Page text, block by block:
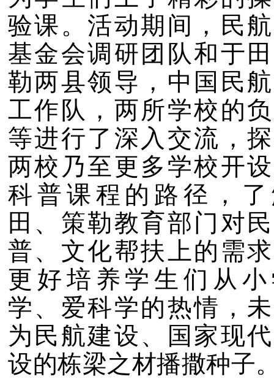
验课。活动期间，民
基金会调研团队和于
勒两县领导，中国民
工作队，两所学校的
等进行了深入交流，
两校乃至更多学校开
科普课程的路径，
田、策勒教育部门对
普、文化帮扶上的需
更好培养学生们从
学、爱科学的热情，
为民航建设、国家现
设的栋梁之材播撒种子